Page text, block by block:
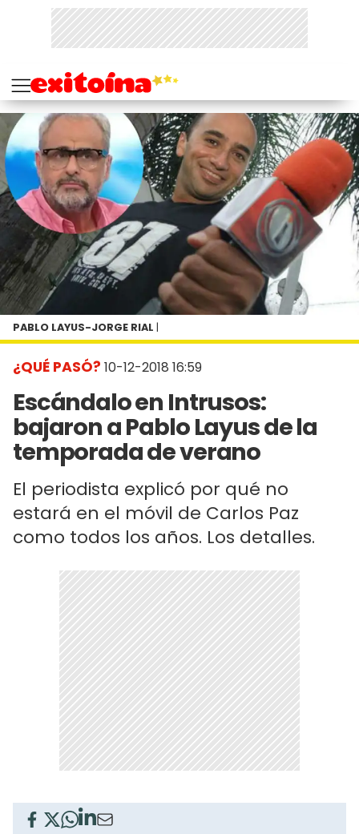
¿QUÉ PASÓ? 10-12-2018 16:59
Escándalo en Intrusos:
bajaron a Pablo Layus de la
temporada de verano
El periodista explicó por qué no
estará en el móvil de Carlos Paz
como todos los años. Los detalles.
PABLO LAYUS-JORGE RIAL |